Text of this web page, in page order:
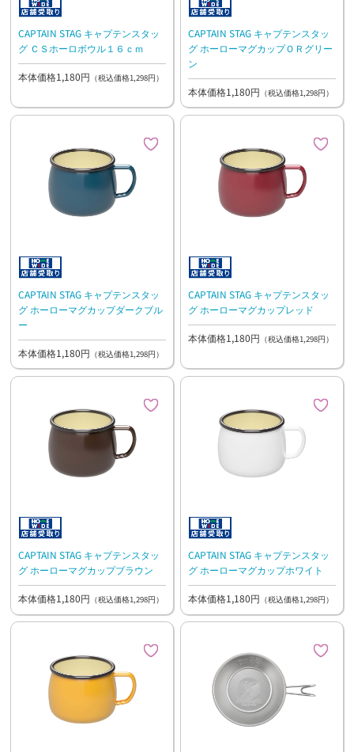
CAPTAIN STAG キャプテンスタッ
グ ＣＳホーロボウル１６ｃｍ
本体価格1,180円 （税込価格1,298円）
CAPTAIN STAG キャプテンスタッ
グ ホーローマグカップＯＲグリー
ン
本体価格1,180円 （税込価格1,298円）
CAPTAIN STAG キャプテンスタッ
グ ホーローマグカップダークブル
ー
本体価格1,180円 （税込価格1,298円）
CAPTAIN STAG キャプテンスタッ
グ ホーローマグカップレッド
本体価格1,180円 （税込価格1,298円）
CAPTAIN STAG キャプテンスタッ
グ ホーローマグカップブラウン
本体価格1,180円 （税込価格1,298円）
CAPTAIN STAG キャプテンスタッ
グ ホーローマグカップホワイト
本体価格1,180円 （税込価格1,298円）